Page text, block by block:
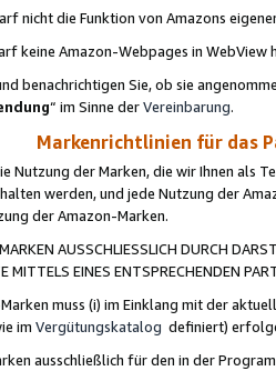
nicht die Funktion von Amazons
keine Amazon-Webpages in WebView
benachrichtigen Sie, ob sie
“ im Sinne derVereinbarung.
Markenrichtlinien für das
Nutzung der Marken, die wir Ihnen als
werden, und jede Nutzung der
der Amazon-Marken.
AUSSCHLIESSLICH DURCH
MITTELS EINES ENTSPRECHENDEN
muss (i) im Einklang mit der
im Vergütungskatalog definiert)
ausschließlich für den in der